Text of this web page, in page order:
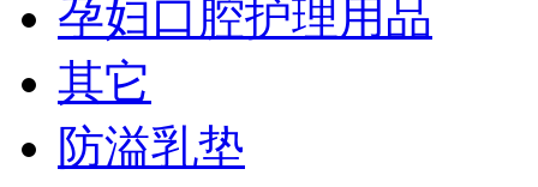
孕妇口腔护理用品
其它
防溢乳垫